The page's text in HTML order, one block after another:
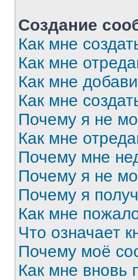
Создание
Как мне
Как мне
Как мне
Как мне
Почему я не
Как мне
Почему мне
Почему я не
Почему я
Как мне
Что означает
Почему моё
Как мне вновь